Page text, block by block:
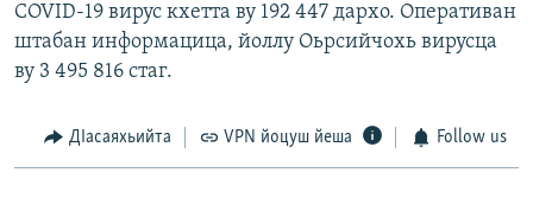
COVID-19 вирус кхетта ву 192 447 дархо. Оперативан
штабан информацица, йоллу Оьрсийчохь вирусца
ву 3 495 816 стаг.
ДIасаяхьийта VPN йоцуш йеша Follow us